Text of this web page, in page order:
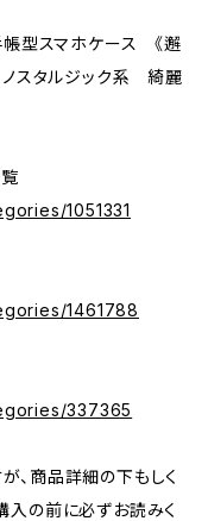
型スマホケース 《邂
スタルジック系 綺麗
1051331
1461788
337365
、商品詳細の下もしく
入の前に必ずお読みく